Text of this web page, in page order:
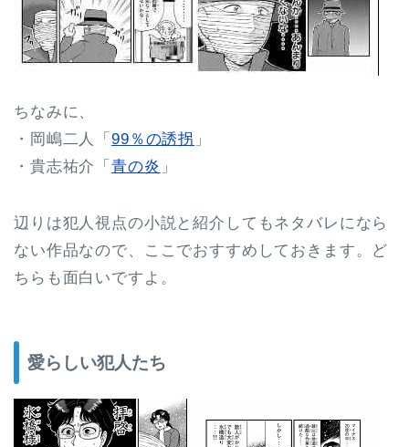
ちなみに、
・岡嶋二人「99％の誘拐 」
・貴志祐介「青の炎 」
辺りは犯人視点の小説と紹介してもネタバレになら
ない作品なので、ここでおすすめしておきます。ど
ちらも面白いですよ。
愛らしい犯人たち